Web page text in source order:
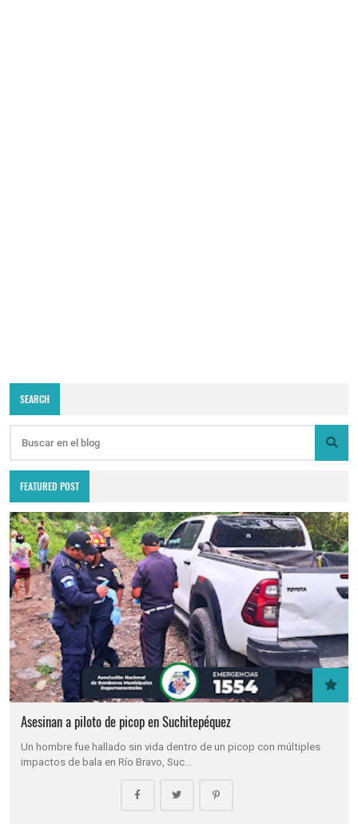
SEARCH
FEATURED POST
Asesinan a piloto de picop en Suchitepéquez
Un hombre fue hallado sin vida dentro de un picop con múltiples
impactos de bala en Río Bravo, Suc…